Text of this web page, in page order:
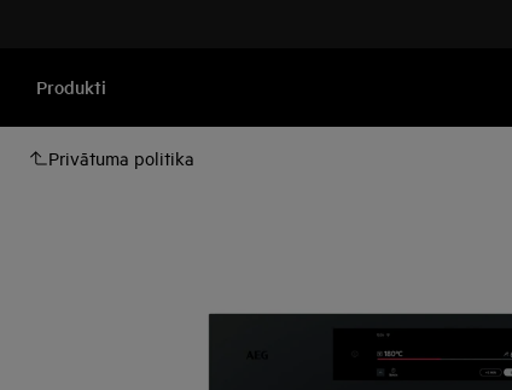
Produkti
Privātuma politika